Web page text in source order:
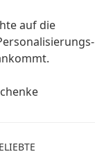
auf die